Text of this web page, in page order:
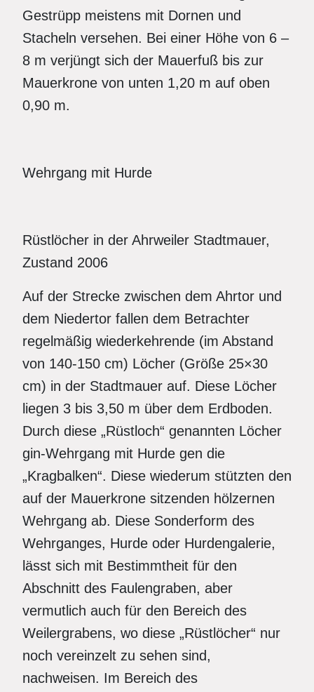
Gestrüpp meistens mit Dornen und
Stacheln versehen. Bei einer Höhe von 6 –
8 m verjüngt sich der Mauerfuß bis zur
Mauerkrone von unten 1,20 m auf oben
0,90 m.
Wehrgang mit Hurde
Rüstlöcher in der Ahrweiler Stadtmauer,
Zustand 2006
Auf der Strecke zwischen dem Ahrtor und
dem Niedertor fallen dem Betrachter
regelmäßig wiederkehrende (im Abstand
von 140-150 cm) Löcher (Größe 25×30
cm) in der Stadtmauer auf. Diese Löcher
liegen 3 bis 3,50 m über dem Erdboden.
Durch diese „Rüstloch“ genannten Löcher
gin-Wehrgang mit Hurde gen die
„Kragbalken“. Diese wiederum stützten den
auf der Mauerkrone sitzenden hölzernen
Wehrgang ab. Diese Sonderform des
Wehrganges, Hurde oder Hurdengalerie,
lässt sich mit Bestimmtheit für den
Abschnitt des Faulengraben, aber
vermutlich auch für den Bereich des
Weilergrabens, wo diese „Rüstlöcher“ nur
noch vereinzelt zu sehen sind,
nachweisen. Im Bereich des